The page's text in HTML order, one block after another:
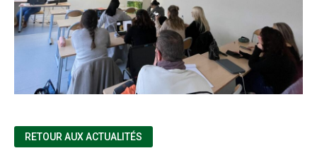
RETOUR AUX ACTUALITÉS